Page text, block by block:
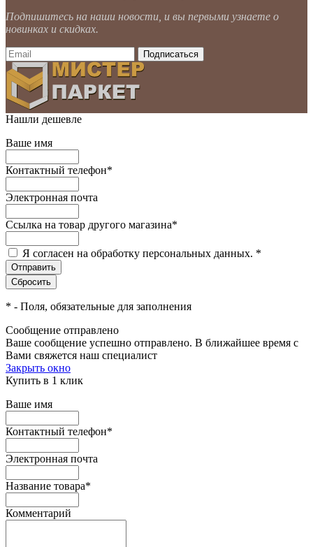
Подпишитесь на наши новости, и вы первыми узнаете о
новинках и скидках.
Нашли дешевле
Ваше имя
Контактный телефон*
Электронная почта
Ссылка на товар другого магазина*
Я согласен на обработку персональных данных. *
* - Поля, обязательные для заполнения
Сообщение отправлено
Ваше сообщение успешно отправлено. В ближайшее время с
Вами свяжется наш специалист
Закрыть окно
Купить в 1 клик
Ваше имя
Контактный телефон*
Электронная почта
Название товара*
Комментарий